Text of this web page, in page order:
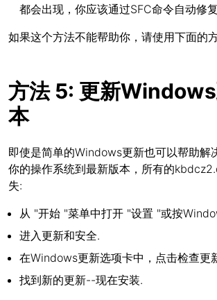
都会出现，你应该通过SFC命令自动修
如果这个方法不能帮助你，请使用下面的
方法 5: 更新
本
即使是简单的Windows更新也可以帮助解
你的操作系统到最新版本，所有的
失:
从 "开始 "菜单中打开 "设置 "或按
进入更新和安全.
在Windows更新选项卡中，点击检查更
找到新的更新--现在安装.